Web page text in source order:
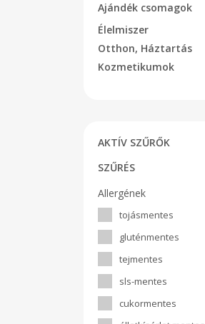
Ajándék csomagok
Élelmiszer
Otthon, Háztartás
Kozmetikumok
AKTÍV SZŰRŐK
SZŰRÉS
Allergének
tojásmentes
gluténmentes
tejmentes
sls-mentes
cukormentes